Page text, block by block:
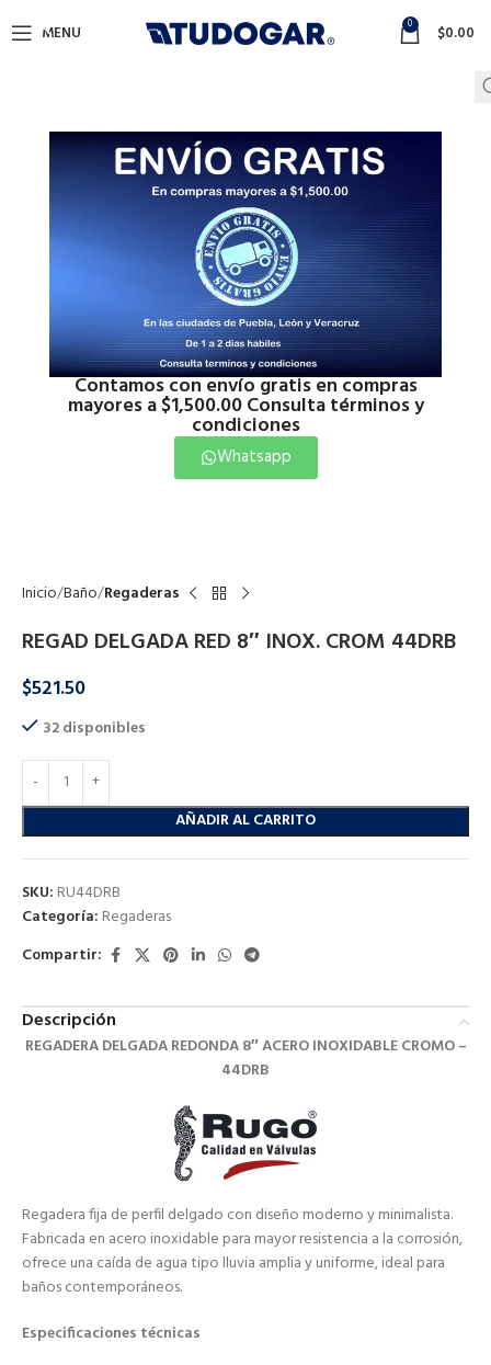
Contamos con envío gratis en compras
mayores a $1,500.00 Consulta términos y
condiciones
Whatsapp
MENU 0 $0.00
Inicio Baño Regaderas
REGAD DELGADA RED 8″ INOX. CROM 44DRB
$521.50
32 disponibles
AÑADIR AL CARRITO
SKU: RU44DRB
Categoría: Regaderas
Compartir:
Descripción
REGADERA DELGADA REDONDA 8″ ACERO INOXIDABLE CROMO –
44DRB
Regadera fija de perfil delgado con diseño moderno y minimalista.
Fabricada en acero inoxidable para mayor resistencia a la corrosión,
ofrece una caída de agua tipo lluvia amplia y uniforme, ideal para
baños contemporáneos.
Especificaciones técnicas